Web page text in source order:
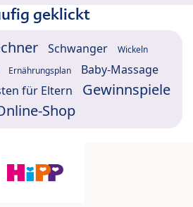
geklickt
Schwanger Wickeln
Ernährungsplan Baby-Massage
für Eltern
Gewinnspiele
Shop